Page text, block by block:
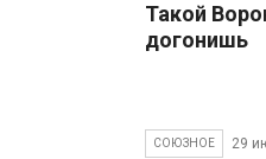
Такой
догонишь
СОЮЗНОЕ 29